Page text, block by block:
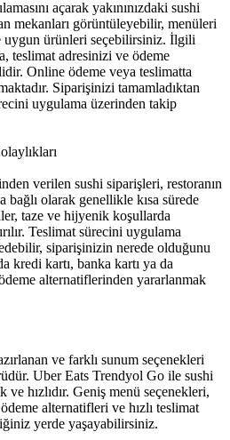
açarak yakınınızdaki sushi
mekanları görüntüleyebilir, menüleri
uygun ürünleri seçebilirsiniz. İlgili
teslimat adresinizi ve ödeme
Online ödeme veya teslimatta
Siparişinizi tamamladıktan
uygulama üzerinden takip
verilen sushi siparişleri, restoranın
olarak genellikle kısa sürede
taze ve hijyenik koşullarda
Teslimat sürecini uygulama
siparişinizin nerede olduğunu
kredi kartı, banka kartı ya da
alternatiflerinden yararlanmak
ve farklı sunum seçenekleri
Uber Eats Trendyol Go ile sushi
hızlıdır. Geniş menü seçenekleri,
alternatifleri ve hızlı teslimat
yerde yaşayabilirsiniz.